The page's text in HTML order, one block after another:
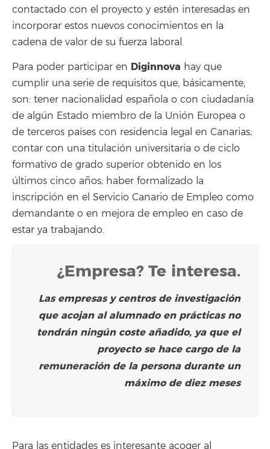
contactado con el proyecto y estén interesadas en
incorporar estos nuevos conocimientos en la
cadena de valor de su fuerza laboral.
Para poder participar en Diginnova hay que
cumplir una serie de requisitos que, básicamente,
son: tener nacionalidad española o con ciudadanía
de algún Estado miembro de la Unión Europea o
de terceros países con residencia legal en Canarias;
contar con una titulación universitaria o de ciclo
formativo de grado superior obtenido en los
últimos cinco años; haber formalizado la
inscripción en el Servicio Canario de Empleo como
demandante o en mejora de empleo en caso de
estar ya trabajando.
¿Empresa? Te interesa.
Las empresas y centros de investigación
que acojan al alumnado en prácticas no
tendrán ningún coste añadido, ya que el
proyecto se hace cargo de la
remuneración de la persona durante un
máximo de diez meses
Para las entidades es interesante acoger al